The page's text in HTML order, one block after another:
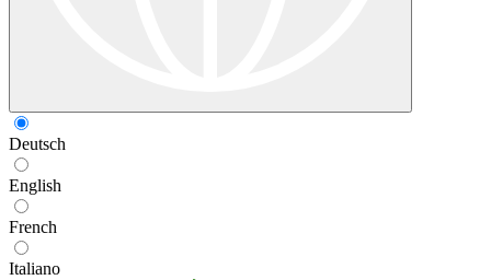
Deutsch
English
French
Italiano